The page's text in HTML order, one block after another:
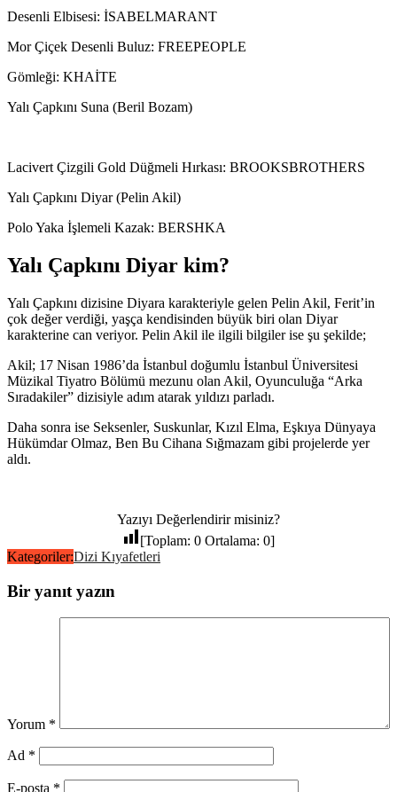
Desenli Elbisesi: İSABELMARANT
Mor Çiçek Desenli Buluz: FREEPEOPLE
Gömleği: KHAİTE
Yalı Çapkını Suna (Beril Bozam)
Lacivert Çizgili Gold Düğmeli Hırkası: BROOKSBROTHERS
Yalı Çapkını Diyar (Pelin Akil)
Polo Yaka İşlemeli Kazak: BERSHKA
Yalı Çapkını Diyar kim?
Yalı Çapkını dizisine Diyara karakteriyle gelen Pelin Akil, Ferit’in
çok değer verdiği, yaşça kendisinden büyük biri olan Diyar
karakterine can veriyor. Pelin Akil ile ilgili bilgiler ise şu şekilde;
Akil; 17 Nisan 1986’da İstanbul doğumlu İstanbul Üniversitesi
Müzikal Tiyatro Bölümü mezunu olan Akil, Oyunculuğa “Arka
Sıradakiler” dizisiyle adım atarak yıldızı parladı.
Daha sonra ise Seksenler, Suskunlar, Kızıl Elma, Eşkıya Dünyaya
Hükümdar Olmaz, Ben Bu Cihana Sığmazam gibi projelerde yer
aldı.
Yazıyı Değerlendirir misiniz?
[Toplam: 0 Ortalama: 0]
Kategoriler:Dizi Kıyafetleri
Bir yanıt yazın
Yorum *
Ad *
E-posta *